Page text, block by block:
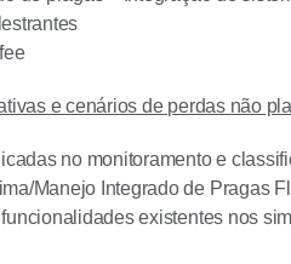
e cenários de perdas não
no monitoramento e
Manejo Integrado de Pragas
existentes nos